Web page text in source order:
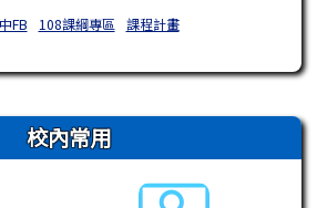
FB 108課綱專區 課程計畫
校內常用